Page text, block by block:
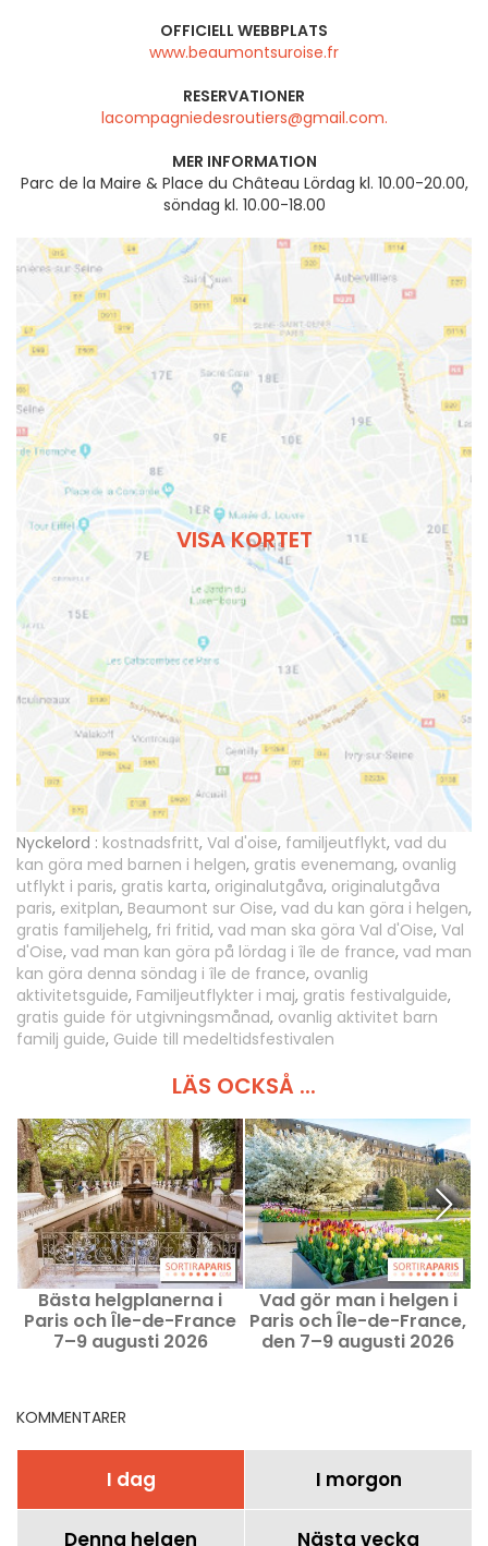
OFFICIELL WEBBPLATS
www.beaumontsuroise.fr
RESERVATIONER
lacompagniedesroutiers@gmail.com.
MER INFORMATION
Parc de la Maire & Place du Château Lördag kl. 10.00-20.00,
söndag kl. 10.00-18.00
VISA KORTET
Nyckelord : kostnadsfritt, Val d'oise, familjeutflykt, vad du
kan göra med barnen i helgen, gratis evenemang, ovanlig
utflykt i paris, gratis karta, originalutgåva, originalutgåva
paris, exitplan, Beaumont sur Oise, vad du kan göra i helgen,
gratis familjehelg, fri fritid, vad man ska göra Val d'Oise, Val
d'Oise, vad man kan göra på lördag i île de france, vad man
kan göra denna söndag i île de france, ovanlig
aktivitetsguide, Familjeutflykter i maj, gratis festivalguide,
gratis guide för utgivningsmånad, ovanlig aktivitet barn
familj guide, Guide till medeltidsfestivalen
LÄS OCKSÅ ...
Bästa helgplanerna i
Paris och Île-de-France
7–9 augusti 2026
Vad gör man i helgen i
Paris och Île-de-France,
den 7–9 augusti 2026
KOMMENTARER
I dag I morgon
Denna helgen Nästa vecka